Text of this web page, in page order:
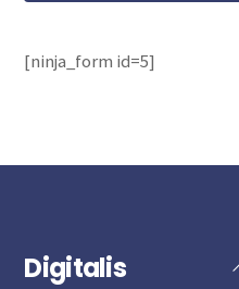
[ninja_form id=5]
Digitalis